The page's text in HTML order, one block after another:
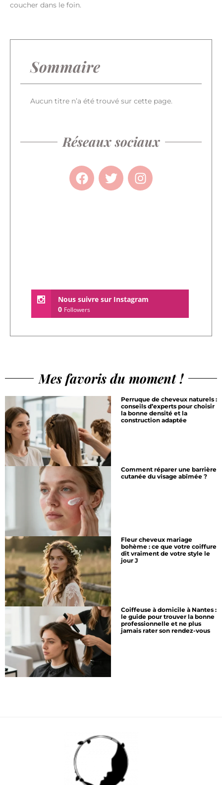
coucher dans le foin.
Sommaire
Aucun titre n’a été trouvé sur cette page.
Réseaux sociaux
Nous suivre sur Instagram
0 Followers
Mes favoris du moment !
Perruque de cheveux naturels :
conseils d’experts pour choisir
la bonne densité et la
construction adaptée
Comment réparer une barrière
cutanée du visage abîmée ?
Fleur cheveux mariage
bohème : ce que votre coiffure
dit vraiment de votre style le
jour J
Coiffeuse à domicile à Nantes :
le guide pour trouver la bonne
professionnelle et ne plus
jamais rater son rendez-vous